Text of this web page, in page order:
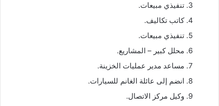
تنفيذي مبيعات.
كاتب تكاليف.
تنفيذي مبيعات.
محلل كبير – المشاريع.
مساعد مدير عمليات الخزينة.
انضم إلى عائلة الغانم للسيارات.
وكيل مركز الاتصال.